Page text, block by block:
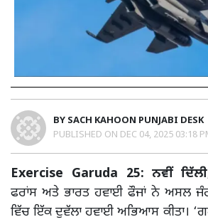
BY SACH KAHOON PUNJABI DESK
PUBLISHED ON DEC 04, 2025 03:18
Exercise Garuda 25: ਨਵੀਂ
ਫਰਾਂਸ ਅਤੇ ਭਾਰਤ ਹਵਾਈ ਫੌਜਾਂ ਨੇ ਅਸਲ
ਵਿੱਚ ਇੱਕ ਦੁਵੱਲਾ ਹਵਾਈ ਅਭਿਆਸ ਕੀਤਾ।